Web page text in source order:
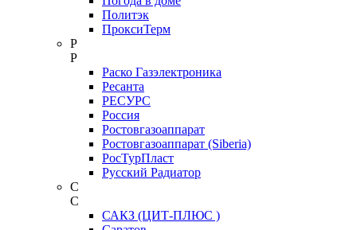
Политэк
ПроксиТерм
Р
Р
Раско Газэлектроника
Ресанта
РЕСУРС
Россия
Ростовгазоаппарат
Ростовгазоаппарат (Siberia)
РосТурПласт
Русский Радиатор
С
С
САКЗ (ЦИТ-ПЛЮС )